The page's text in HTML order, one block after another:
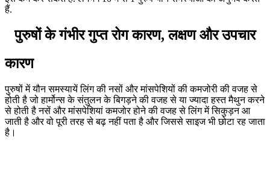
हैं.
पुरुषों के गंभीर गुप्त रोग कारण, लक्षण और उपचार
कारण
पुरुषों में यौन समस्यायें लिंग की नसों और मांसपेशियों की कमजोरी की वजह से
होती है जो हार्मोन्स के संतुलन के बिगड़ने की वजह से या ज्यादा हस्त मैथुन करने
से होती है नसें और मांसपेशियां कमजोर होने की वजह से लिंग में सिकुड़न आ
जाती है और वो पूरी तरह से बढ़ नहीं पता है और जिससे साइज भी छोटा रह जाता
है।